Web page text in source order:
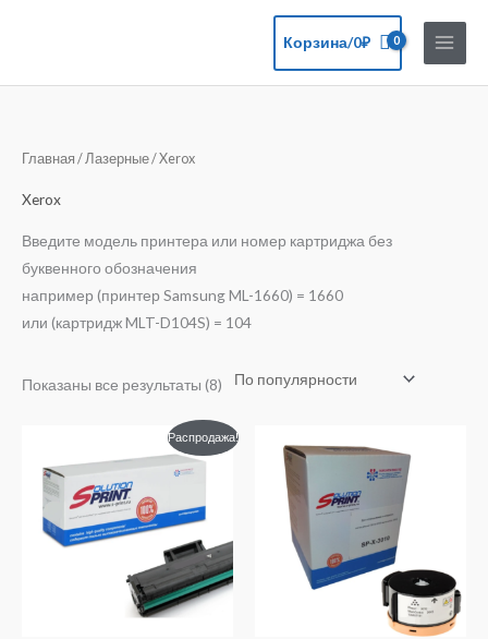
Корзина/0₽
Главная /Лазерные/ Xerox
Xerox
Введите модель принтера или номер картриджа без
буквенного обозначения
например (принтер Samsung ML-1660) = 1660
или (картридж MLT-D104S) = 104
Показаны все результаты (8)
Распродажа!
Первоначальная
составляла
1260₽.
860₽.